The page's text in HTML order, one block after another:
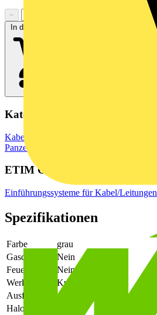
−
In den Warenkorb
Kategorien
Kabelführungssysteme
Panzerkabelverschraubungen
ETIM Group
Einführungssysteme für Kabel/Leitungen
Spezifikationen
Farbe
grau
Gasdicht
Nein
Feuerfest
Nein
Werkstoff
Kunststoff
Ausführung
offen
Halogenfrei